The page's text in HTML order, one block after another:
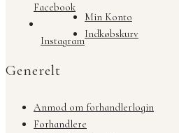
Facebook
Instagram
Min Konto
Indkøbskurv
Generelt
Anmod om forhandlerlogin
Forhandlere